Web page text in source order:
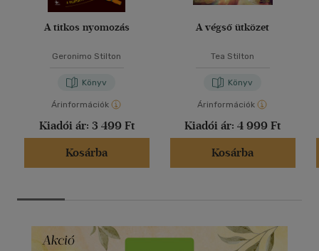
A titkos nyomozás
Geronimo Stilton
Könyv
Árinformációk
Kiadói ár: 3 499 Ft
Kosárba
A végső ütközet
Tea Stilton
Könyv
Árinformációk
Kiadói ár: 4 999 Ft
Kosárba